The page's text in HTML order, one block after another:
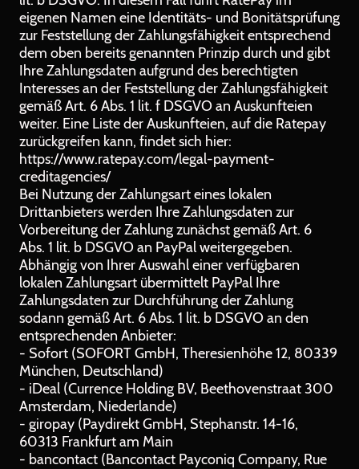
eigenen Namen eine Identitäts- und Bonitätsprüfung
zur Feststellung der Zahlungsfähigkeit entsprechend
dem oben bereits genannten Prinzip durch und gibt
Ihre Zahlungsdaten aufgrund des berechtigten
Interesses an der Feststellung der Zahlungsfähigkeit
gemäß Art. 6 Abs. 1 lit. f DSGVO an Auskunfteien
weiter. Eine Liste der Auskunfteien, auf die Ratepay
zurückgreifen kann, findet sich hier:
https://www.ratepay.com/legal-payment-
creditagencies/
Bei Nutzung der Zahlungsart eines lokalen
Drittanbieters werden Ihre Zahlungsdaten zur
Vorbereitung der Zahlung zunächst gemäß Art. 6
Abs. 1 lit. b DSGVO an PayPal weitergegeben.
Abhängig von Ihrer Auswahl einer verfügbaren
lokalen Zahlungsart übermittelt PayPal Ihre
Zahlungsdaten zur Durchführung der Zahlung
sodann gemäß Art. 6 Abs. 1 lit. b DSGVO an den
entsprechenden Anbieter:
- Sofort (SOFORT GmbH, Theresienhöhe 12, 80339
München, Deutschland)
- iDeal (Currence Holding BV, Beethovenstraat 300
Amsterdam, Niederlande)
- giropay (Paydirekt GmbH, Stephanstr. 14-16,
60313 Frankfurt am Main
- bancontact (Bancontact Payconiq Company, Rue